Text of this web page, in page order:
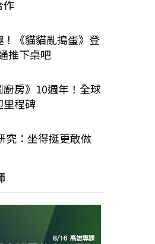
作
《貓貓亂搗蛋》登
推下桌吧
房》10週年！全球
里程碑
究：坐得挺更敢做